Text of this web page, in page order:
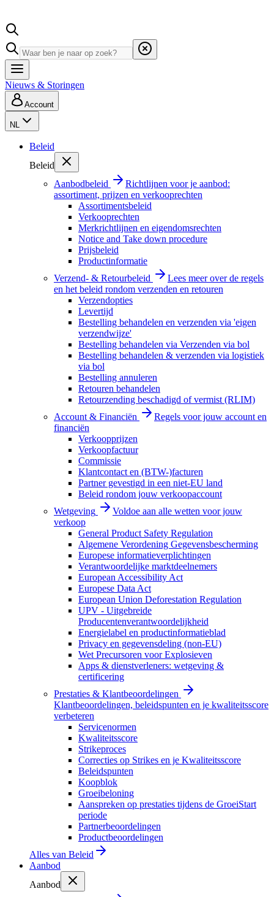
Nieuws & Storingen
Account
NL
Beleid
Beleid
Aanbodbeleid
Richtlijnen voor je aanbod:
assortiment, prijzen en verkooprechten
Assortimentsbeleid
Verkooprechten
Merkrichtlijnen en eigendomsrechten
Notice and Take down procedure
Prijsbeleid
Productinformatie
Verzend- & Retourbeleid
Lees meer over de regels
en het beleid rondom verzenden en retouren
Verzendopties
Levertijd
Bestelling behandelen en verzenden via 'eigen
verzendwijze'
Bestelling behandelen via Verzenden via bol
Bestelling behandelen & verzenden via logistiek
via bol
Bestelling annuleren
Retouren behandelen
Retourzending beschadigd of vermist (RLIM)
Account & Financiën
Regels voor jouw account en
financiën
Verkoopprijzen
Verkoopfactuur
Commissie
Klantcontact en (BTW-)facturen
Partner gevestigd in een niet-EU land
Beleid rondom jouw verkoopaccount
Wetgeving
Voldoe aan alle wetten voor jouw
verkoop
General Product Safety Regulation
Algemene Verordening Gegevensbescherming
Europese informatieverplichtingen
Verantwoordelijke marktdeelnemers
European Accessibility Act
Europese Data Act
European Union Deforestation Regulation
UPV - Uitgebreide
Producentenverantwoordelijkheid
Energielabel en productinformatieblad
Privacy en gegevensdeling (non-EU)
Wet Precursoren voor Explosieven
Apps & dienstverleners: wetgeving &
certificering
Prestaties & Klantbeoordelingen
Klantbeoordelingen, beleidspunten en je kwaliteitsscore
verbeteren
Servicenormen
Kwaliteitsscore
Strikeproces
Correcties op Strikes en je Kwaliteitsscore
Beleidspunten
Koopblok
Groeibeloning
Aanspreken op prestaties tijdens de GroeiStart
periode
Partnerbeoordelingen
Productbeoordelingen
Alles van Beleid
Aanbod
Aanbod